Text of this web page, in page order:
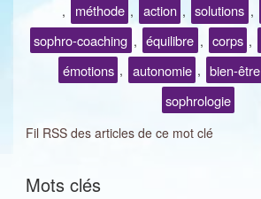
, méthode , action , solutions ,
sophro-coaching , équilibre , corps ,
émotions , autonomie , bien-être
sophrologie
Fil RSS des articles de ce mot clé
Mots clés